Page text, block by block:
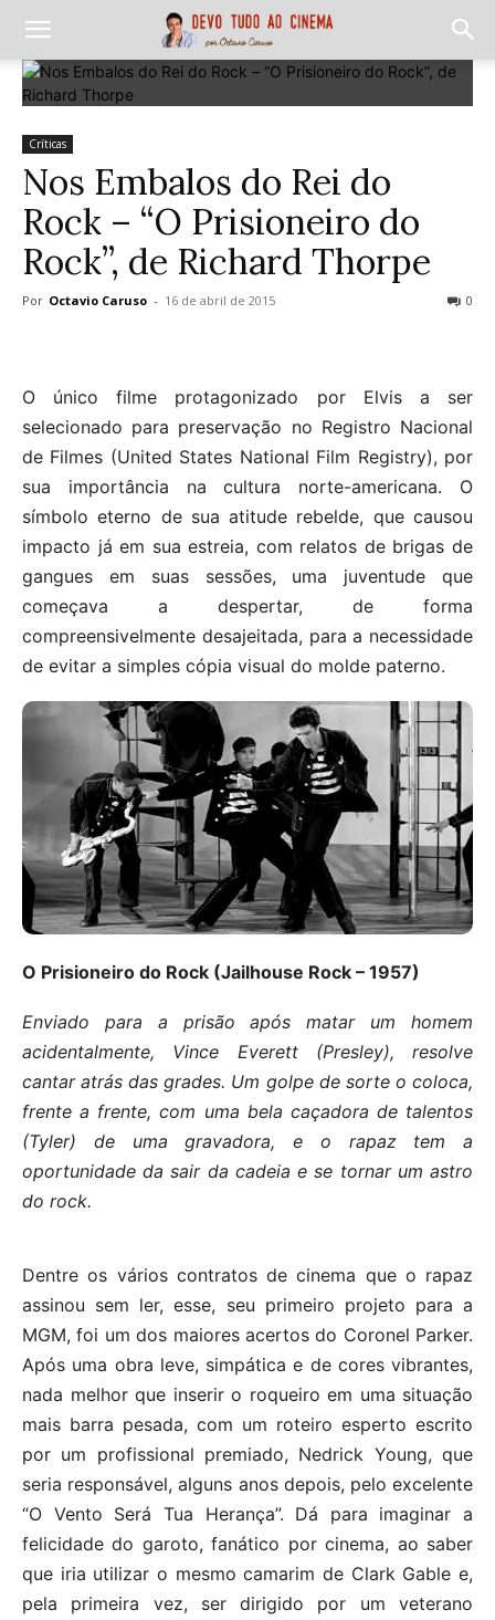
Críticas
Nos Embalos do Rei do
Rock – “O Prisioneiro do
Rock”, de Richard Thorpe
Por Octavio Caruso - 16 de abril de 2015 0
O único filme protagonizado por Elvis a ser
selecionado para preservação no Registro Nacional
de Filmes (United States National Film Registry), por
sua importância na cultura norte-americana. O
símbolo eterno de sua atitude rebelde, que causou
impacto já em sua estreia, com relatos de brigas de
gangues em suas sessões, uma juventude que
começava a despertar, de forma
compreensivelmente desajeitada, para a necessidade
de evitar a simples cópia visual do molde paterno.
O Prisioneiro do Rock (Jailhouse Rock – 1957)
Enviado para a prisão após matar um homem
acidentalmente, Vince Everett (Presley), resolve
cantar atrás das grades. Um golpe de sorte o coloca,
frente a frente, com uma bela caçadora de talentos
(Tyler) de uma gravadora, e o rapaz tem a
oportunidade da sair da cadeia e se tornar um astro
do rock.
Dentre os vários contratos de cinema que o rapaz
assinou sem ler, esse, seu primeiro projeto para a
MGM, foi um dos maiores acertos do Coronel Parker.
Após uma obra leve, simpática e de cores vibrantes,
nada melhor que inserir o roqueiro em uma situação
mais barra pesada, com um roteiro esperto escrito
por um profissional premiado, Nedrick Young, que
seria responsável, alguns anos depois, pelo excelente
“O Vento Será Tua Herança”. Dá para imaginar a
felicidade do garoto, fanático por cinema, ao saber
que iria utilizar o mesmo camarim de Clark Gable e,
pela primeira vez, ser dirigido por um veterano